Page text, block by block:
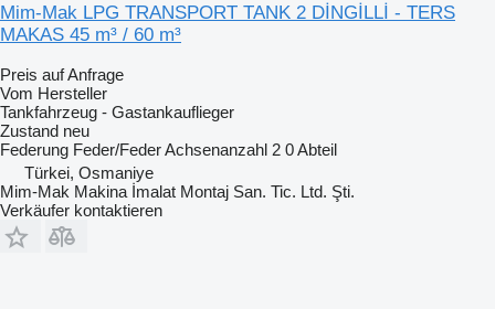
Mim-Mak LPG TRANSPORT TANK 2 DİNGİLLİ - TERS
MAKAS 45 m³ / 60 m³
Preis auf Anfrage
Vom Hersteller
Tankfahrzeug - Gastankauflieger
Zustand neu
Federung Feder/FederAchsenanzahl 2 0 Abteil
Türkei, Osmaniye
Mim-Mak Makina İmalat Montaj San. Tic. Ltd. Şti.
Verkäufer kontaktieren